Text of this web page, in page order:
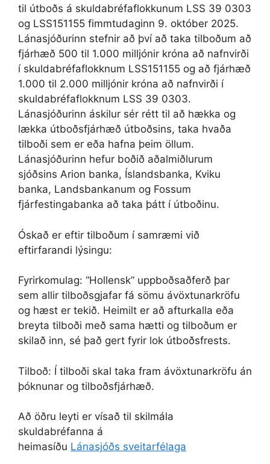
til útboðs á skuldabréfaflokkunum LSS 39 0303
og LSS151155 fimmtudaginn 9. október 2025.
Lánasjóðurinn stefnir að því að taka tilboðum að
fjárhæð 500 til 1.000 milljónir króna að nafnvirði
í skuldabréfaflokknum LSS151155 og að fjárhæð
1.000 til 2.000 milljónir króna að nafnvirði í
skuldabréfaflokknum LSS 39 0303.
Lánasjóðurinn áskilur sér rétt til að hækka og
lækka útboðsfjárhæð útboðsins, taka hvaða
tilboði sem er eða hafna þeim öllum.
Lánasjóðurinn hefur boðið aðalmiðlurum
sjóðsins Arion banka, Íslandsbanka, Kviku
banka, Landsbankanum og Fossum
fjárfestingabanka að taka þátt í útboðinu.
Óskað er eftir tilboðum í samræmi við
eftirfarandi lýsingu:
Fyrirkomulag: “Hollensk” uppboðsaðferð þar
sem allir tilboðsgjafar fá sömu ávöxtunarkröfu
og hæst er tekið. Heimilt er að afturkalla eða
breyta tilboði með sama hætti og tilboðum er
skilað inn, sé það gert fyrir lok útboðsfrests.
Tilboð: Í tilboði skal taka fram ávöxtunarkröfu án
þóknunar og tilboðsfjárhæð.
Að öðru leyti er vísað til skilmála
skuldabréfanna á
heimasíðu Lánasjóðs sveitarfélaga